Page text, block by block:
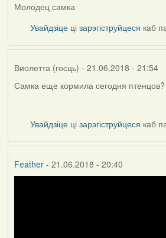
Молодец самка
Увайдзіце цізарэгіструйцеся каб
Виолетта (госць) - 21.06.2018 - 21:54
Самка еще кормила сегодня птенцов?
Увайдзіце цізарэгіструйцеся каб
Feather- 21.06.2018 - 20:40